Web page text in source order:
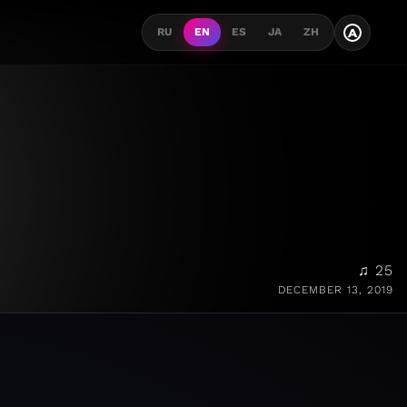
RU EN ES JA ZH A
♫ 25
DECEMBER 13, 2019